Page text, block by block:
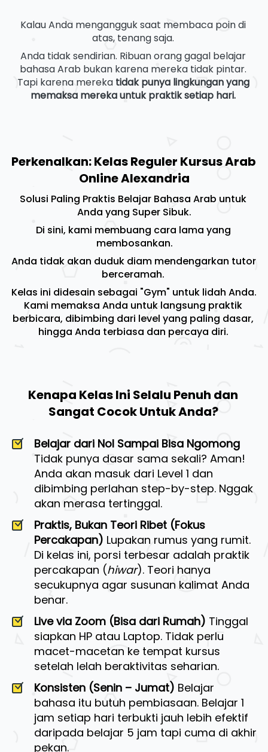
Kalau Anda mengangguk saat membaca poin di
atas, tenang saja.
Anda tidak sendirian. Ribuan orang gagal belajar
bahasa Arab bukan karena mereka tidak pintar.
Tapi karena mereka tidak punya lingkungan yang
memaksa mereka untuk praktik setiap hari.
Perkenalkan: Kelas Reguler Kursus Arab
Online Alexandria
Solusi Paling Praktis Belajar Bahasa Arab untuk
Anda yang Super Sibuk.
Di sini, kami membuang cara lama yang
membosankan.
Anda tidak akan duduk diam mendengarkan tutor
berceramah.
Kelas ini didesain sebagai "Gym" untuk lidah Anda.
Kami memaksa Anda untuk langsung praktik
berbicara, dibimbing dari level yang paling dasar,
hingga Anda terbiasa dan percaya diri.
Kenapa Kelas Ini Selalu Penuh dan
Sangat Cocok Untuk Anda?
Belajar dari Nol Sampai Bisa Ngomong
Tidak punya dasar sama sekali? Aman!
Anda akan masuk dari Level 1 dan
dibimbing perlahan step-by-step. Nggak
akan merasa tertinggal.
Praktis, Bukan Teori Ribet (Fokus
Percakapan) Lupakan rumus yang rumit.
Di kelas ini, porsi terbesar adalah praktik
percakapan (hiwar). Teori hanya
secukupnya agar susunan kalimat Anda
benar.
Live via Zoom (Bisa dari Rumah) Tinggal
siapkan HP atau Laptop. Tidak perlu
macet-macetan ke tempat kursus
setelah lelah beraktivitas seharian.
Konsisten (Senin – Jumat) Belajar
bahasa itu butuh pembiasaan. Belajar 1
jam setiap hari terbukti jauh lebih efektif
daripada belajar 5 jam tapi cuma di akhir
pekan.